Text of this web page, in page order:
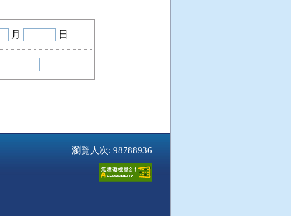
月 日
瀏覽人次: 98788936